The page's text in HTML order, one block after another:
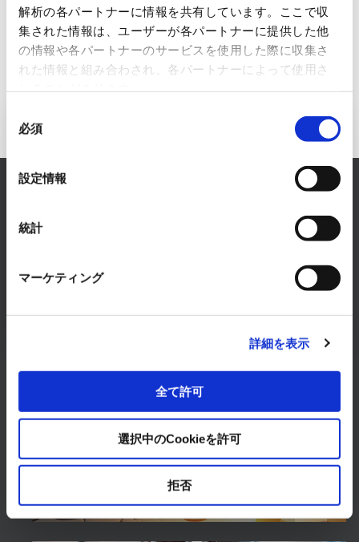
解析の各パートナーに情報を共有しています。ここで収
集された情報は、ユーザーが各パートナーに提供した他
の情報や各パートナーのサービスを使用した際に収集さ
れた情報と組み合わされ、各パートナーによって使用さ
必須
設定情報
統計
マーケティング
詳細を表示
全て許可
選択中のCookieを許可
拒否
冷熱システム事業へのお問い合わ
せ
お悩みを解決します。
お問い合わせはこちら
製品・サービス
ソリューション